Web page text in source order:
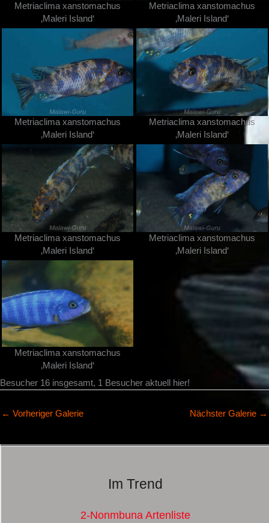
Metriaclima xanstomachus
‚Maleri Island‘
Metriaclima xanstomachus
‚Maleri Island‘
Metriaclima xanstomachus
‚Maleri Island‘
Metriaclima xanstomachus
‚Maleri Island‘
Metriaclima xanstomachus
‚Maleri Island‘
Metriaclima xanstomachus
‚Maleri Island‘
Metriaclima xanstomachus
‚Maleri Island‘
Besucher 16 insgesamt, 1 Besucher aktuell hier!
← Vorheriger Galerie Nächster Galerie →
Im Trend
2-Nonmbuna Artenliste